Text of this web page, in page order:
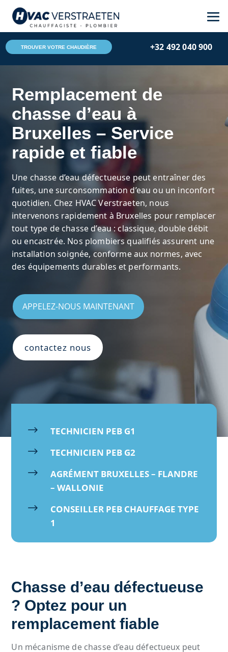
Content
Aller
la
navigationTROUVER VOTRE CHAUDIÈRE +32 492 040 900
Remplacement de
chasse d’eau à
Bruxelles – Service
rapide et fiable
Une chasse d’eau défectueuse peut entraîner des
fuites, une surconsommation d’eau ou un inconfort
quotidien. Chez HVAC Verstraeten, nous
intervenons rapidement à Bruxelles pour remplacer
tout type de chasse d’eau : classique, double débit
ou encastrée. Nos plombiers qualifiés assurent une
installation soignée, conforme aux normes, avec
des équipements durables et performants.
APPELEZ-NOUS MAINTENANT
contactez nous
$ TECHNICIEN PEB G1
$ TECHNICIEN PEB G2
$
AGRÉMENT BRUXELLES – FLANDRE
– WALLONIE
$
CONSEILLER PEB CHAUFFAGE TYPE
1
Chasse d’eau défectueuse
? Optez pour un
remplacement fiable
Un mécanisme de chasse d’eau défectueux peut